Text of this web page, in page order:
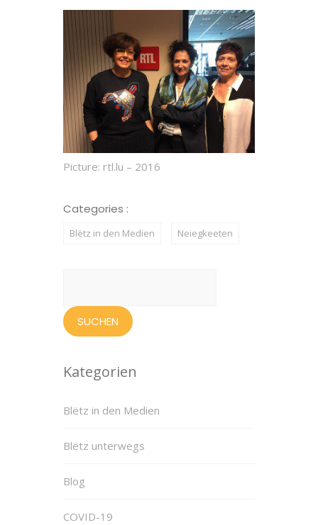
Picture: rtl.lu – 2016
Categories :
Blëtz in den Medien Neiegkeeten
Kategorien
Blëtz in den Medien
Blëtz unterwegs
Blog
COVID-19